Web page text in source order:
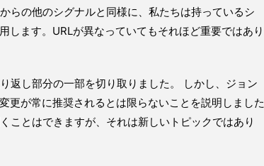
らの他のシグナルと同様に、私たちは持っているシ
します。URLが異なっていてもそれほど重要ではあり
返し部分の一部を切り取りました。 しかし、ジョン
更が常に推奨されるとは限らないことを説明しました
ことはできますが、それは新しいトピックではあり